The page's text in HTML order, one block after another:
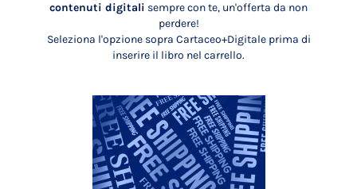
contenuti digitali sempre con te, un'offerta da non
perdere!
Seleziona l'opzione sopra Cartaceo+Digitale prima di
inserire il libro nel carrello.